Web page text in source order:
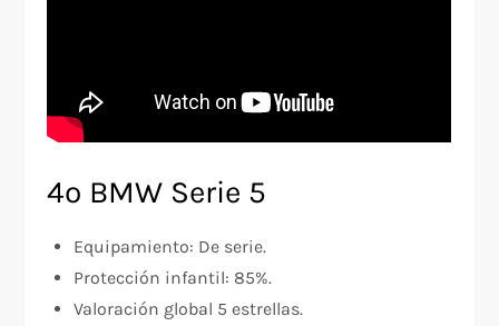
4º BMW Serie 5
Equipamiento: De serie.
Protección infantil: 85%.
Valoración global 5 estrellas.